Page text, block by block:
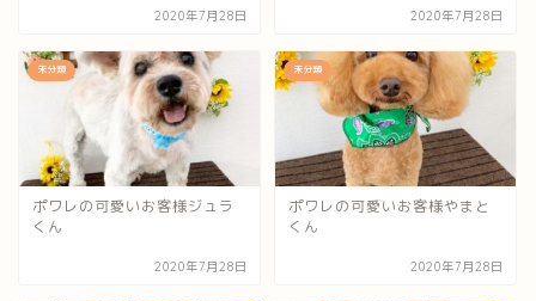
2020年7月28日 2020年7月28日
未分類
ポワレの可愛いお客様ジュラ
くん
2020年7月28日
未分類
ポワレの可愛いお客様やまと
くん
2020年7月28日